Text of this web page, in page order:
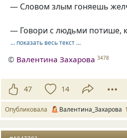
— Словом злым гоняешь
— Говори с людьми потише,
… показать весь текст …
© Валентина Захарова 3478
47 14
Опубликовала Валентина_Захарова